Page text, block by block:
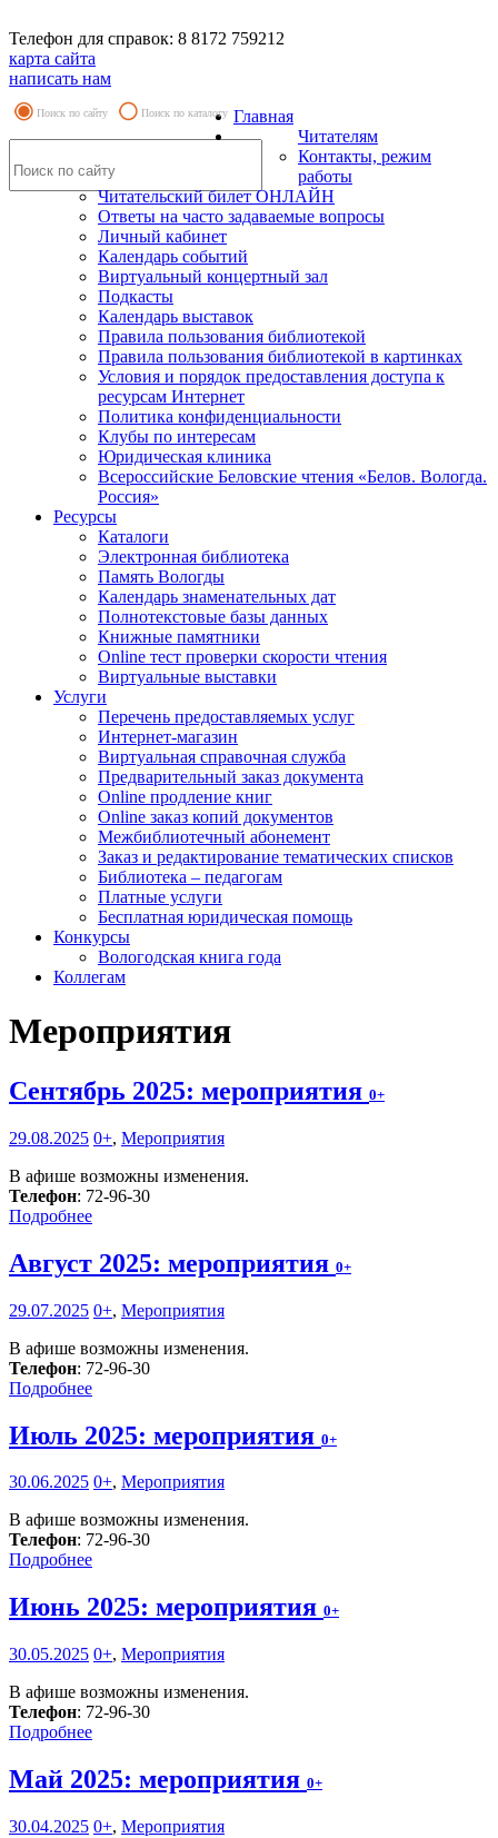
Телефон для справок: 8 8172 759212
карта сайта
написать нам
Поиск по сайту Поиск по каталогу Главная
Читателям
Контакты, режим
работы
Читательский билет ОНЛАЙН
Ответы на часто задаваемые вопросы
Личный кабинет
Календарь событий
Виртуальный концертный зал
Подкасты
Календарь выставок
Правила пользования библиотекой
Правила пользования библиотекой в картинках
Условия и порядок предоставления доступа к
ресурсам Интернет
Политика конфиденциальности
Клубы по интересам
Юридическая клиника
Всероссийские Беловские чтения «Белов. Вологда.
Россия»
Ресурсы
Каталоги
Электронная библиотека
Память Вологды
Календарь знаменательных дат
Полнотекстовые базы данных
Книжные памятники
Online тест проверки скорости чтения
Виртуальные выставки
Услуги
Перечень предоставляемых услуг
Интернет-магазин
Виртуальная справочная служба
Предварительный заказ документа
Online продление книг
Online заказ копий документов
Межбиблиотечный абонемент
Заказ и редактирование тематических списков
Библиотека – педагогам
Платные услуги
Бесплатная юридическая помощь
Конкурсы
Вологодская книга года
Коллегам
Мероприятия
Сентябрь 2025: мероприятия 0+
29.08.2025 0+, Мероприятия
В афише возможны изменения.
Телефон: 72-96-30
Подробнее
Август 2025: мероприятия 0+
29.07.2025 0+, Мероприятия
В афише возможны изменения.
Телефон: 72-96-30
Подробнее
Июль 2025: мероприятия 0+
30.06.2025 0+, Мероприятия
В афише возможны изменения.
Телефон: 72-96-30
Подробнее
Июнь 2025: мероприятия 0+
30.05.2025 0+, Мероприятия
В афише возможны изменения.
Телефон: 72-96-30
Подробнее
Май 2025: мероприятия 0+
30.04.2025 0+, Мероприятия